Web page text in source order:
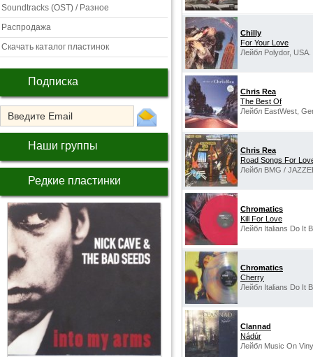
Soundtracks (OST) / Разное
Распродажа
Скачать каталог пластинок
Подписка
Наши группы
Редкие пластинки
Chilly
For Your Love
Лейбл Polydor, USA.
Chris Rea
The Best Of
Лейбл EastWest,
Chris Rea
Road Songs For
Лейбл BMG ‎/
Chromatics
Kill For Love
Лейбл Italians Do It
Chromatics
Cherry
Лейбл Italians Do It
Clannad
Nádúr
Лейбл Music On